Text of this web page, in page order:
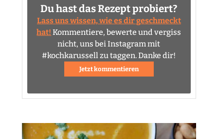
Du hast das Rezept probiert?
Lass uns wissen, wie es dir geschmeckt
hat! Kommentiere, bewerte und vergiss
nicht, uns bei Instagram mit
#kochkarussell zu taggen. Danke dir!
Jetzt kommentieren